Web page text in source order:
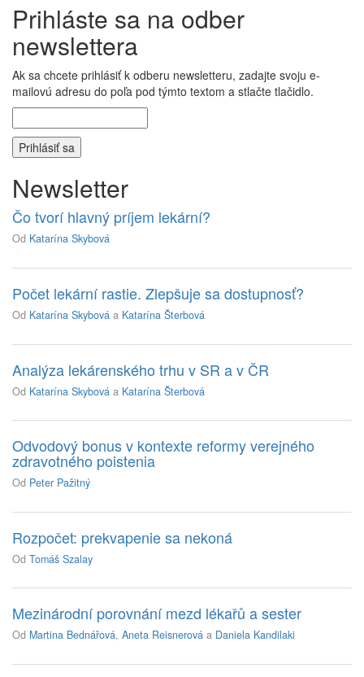
Prihláste sa na odber
newslettera
Ak sa chcete prihlásiť k odberu newsletteru, zadajte svoju e-
mailovú adresu do poľa pod týmto textom a stlačte tlačidlo.
Newsletter
Čo tvorí hlavný príjem lekární?
Od Katarína Skybová
Počet lekární rastie. Zlepšuje sa dostupnosť?
Od Katarína Skybová a Katarína Šterbová
Analýza lekárenského trhu v SR a v ČR
Od Katarína Skybová a Katarína Šterbová
Odvodový bonus v kontexte reformy verejného
zdravotného poistenia
Od Peter Pažitný
Rozpočet: prekvapenie sa nekoná
Od Tomáš Szalay
Mezinárodní porovnání mezd lékařů a sester
Od Martina Bednářová, Aneta Reisnerová a Daniela Kandilaki